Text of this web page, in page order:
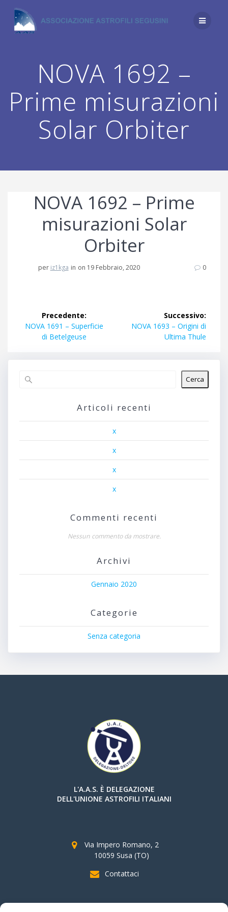
contenuto
NOVA 1692 –
Prime misurazioni
Solar Orbiter
NOVA 1692 – Prime
misurazioni Solar
Orbiter
per iz1kga in on 19 Febbraio, 2020 0
Navigazione
articoli
Precedente:
Articolo
precedente:
NOVA 1691 – Superficie
di Betelgeuse
Successivo:
Articolo
successivo:
NOVA 1693 – Origini di
Ultima Thule
Cerca
Articoli recenti
x
x
x
x
Commenti recenti
Nessun commento da mostrare.
Archivi
Gennaio 2020
Categorie
Senza categoria
L'A.A.S. È DELEGAZIONE
DELL'UNIONE ASTROFILI ITALIANI
Via Impero Romano, 2
10059 Susa (TO)
Contattaci